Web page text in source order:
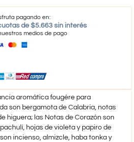
pagando en:
de $5.663 sin interés
medios de pago
aromática fougère para
son bergamota de Calabria, notas
higuera; las Notas de Corazón son
hojas de violeta y papiro de
incienso, almizcle, haba tonka y